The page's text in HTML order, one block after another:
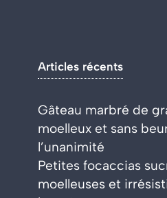
Articles récents
Gâteau marbré de
moelleux et sans
l’unanimité
Petites focaccias
moelleuses et